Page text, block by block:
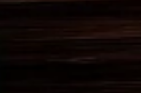
dig? Har du nogen spørgsmål?